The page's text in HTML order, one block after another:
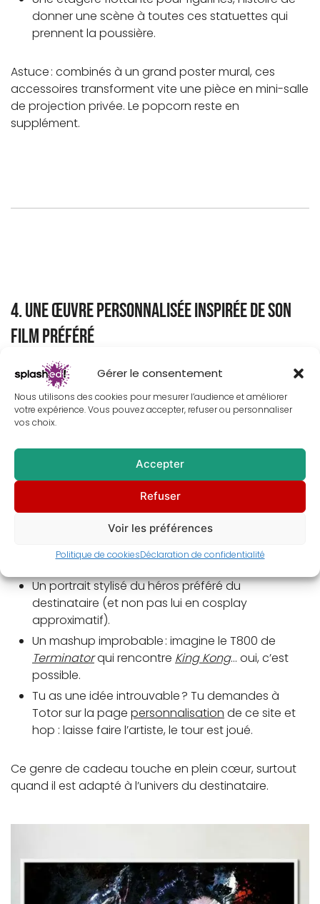
Gérer le consentement
Nous utilisons des cookies pour mesurer l’audience et améliorer
votre expérience. Vous pouvez accepter, refuser ou personnaliser
vos choix.
Accepter
Refuser
Voir les préférences
Politique de cookiesDéclaration de confidentialité
donner une scène à toutes ces statuettes qui
prennent la poussière.
Astuce : combinés à un grand poster mural, ces
accessoires transforment vite une pièce en mini-salle
de projection privée. Le popcorn reste en
supplément.
4. Une œuvre personnalisée inspirée de son
film préféré
✨ Le cadeau sur-mesure
Là, tu montes en gamme : offrir une œuvre
personnalisée, c’est dire « je connais ton film préféré,
Options possibles :
Une scène culte réinterprétée, version moderne
ou vintage, style le baiser de Catwoman à
Batman dans
Batman : Le défi
, mais en gros plan
rien que pour toi.
Un portrait stylisé du héros préféré du
destinataire (et non pas lui en cosplay
approximatif).
Un mashup improbable : imagine le T800 de
Terminatorqui rencontre King Kong… oui, c’est
possible.
Tu as une idée introuvable ? Tu demandes à
Totor sur la page personnalisation de ce site et
hop : laisse faire l’artiste, le tour est joué.
Ce genre de cadeau touche en plein cœur, surtout
quand il est adapté à l’univers du destinataire.